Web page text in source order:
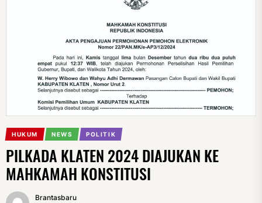
HUKUM NEWS POLITIK
PILKADA KLATEN 2024 DIAJUKAN KE
MAHKAMAH KONSTITUSI
Brantasbaru